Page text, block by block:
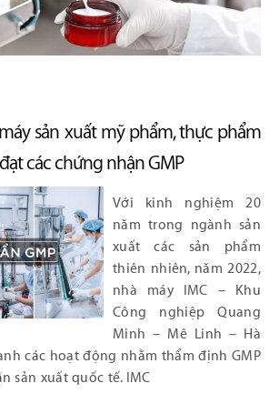
sản xuất mỹ phẩm, thực phẩm
các chứng nhận GMP
Với kinh nghiệm 20
năm trong ngành sản
xuất các sản phẩm
thiên nhiên, năm 2022,
nhà máy IMC – Khu
Công nghiệp Quang
Minh – Mê Linh – Hà
các hoạt động nhằm thẩm định GMP
sản xuất quốc tế. IMC